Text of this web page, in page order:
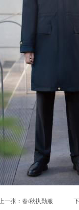
一张：春/秋执勤服